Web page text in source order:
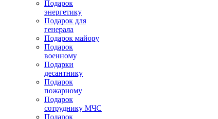
Подарок
энергетику
Подарок для
генерала
Подарок майору
Подарок
военному
Подарки
десантнику
Подарок
пожарному
Подарок
сотруднику МЧС
Подарок